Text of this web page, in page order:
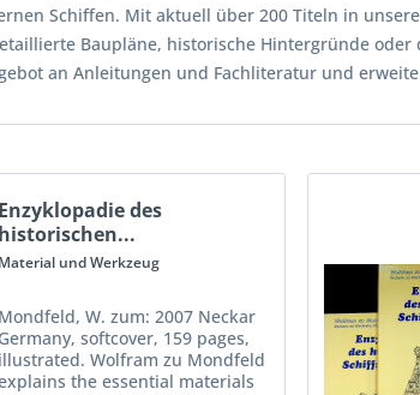
Schiffen. Mit aktuell über 200 Titeln in
Baupläne, historische Hintergründe oder
an Anleitungen und Fachliteratur und
Enzyklopadie des
historischen...
Material und Werkzeug
Mondfeld, W. zum: 2007 Neckar
Germany, softcover, 159 pages,
illustrated. Wolfram zu Mondfeld
the essential materials